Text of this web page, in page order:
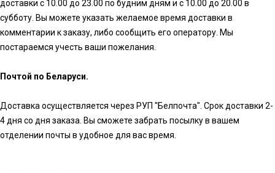
доставки с 10.00 до 23.00 по будним дням и с 10.00 до 20.00 в
субботу. Вы можете указать желаемое время доставки в
комментарии к заказу, либо сообщить его оператору. Мы
постараемся учесть ваши пожелания.
Почтой по Беларуси.
Доставка осуществляется через РУП "Белпочта". Срок доставки 2-
4 дня со дня заказа. Вы сможете забрать посылку в вашем
отделении почты в удобное для вас время.